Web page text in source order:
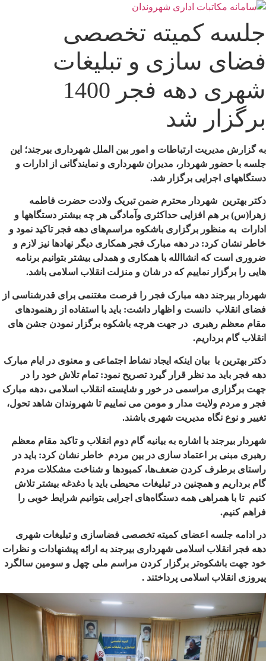
پرش
محتوا
جلسه کمیته تخصصی
فضای سازی و تبلیغات
شهری دهه فجر 1400
برگزار شد
به گزارش مدیریت ارتباطات و امور بین الملل شهرداری بیرجند؛ این
جلسه با حضور شهردار، مدیران شهرداری و نمایندگانی از ادارات و
دستگاههای اجرایی برگزار شد.
دکتر بهترین شهردار محترم ضمن تبریک ولادت حضرت فاطمه
زهرا(س) بر هم افزایی حداکثری وآمادگی هر چه بیشتر دستگاهها و
ادارات به منظور برگزاری باشکوه مراسم‌های دهه فجر تاکید نمود و
خاطر نشان کرد: در دهه مبارک فجر همکاری دیگر نهادها نیز لازم و
ضروری است که انشاالله با همکاری و همدلی بیشتر بتوانیم برنامه
هایی را برگزار نماییم که در شان و منزلت انقلاب اسلامی باشد.
شهردار بیرجند دهه مبارک فجر را فرصت مغتنمی برای قدرشناسی از
فضای انقلاب دانست و اظهار داشت: باید با استفاده از رهنمودهای
مقام معظم رهبری در جهت هرچه باشکوه برگزار نمودن جشن های
انقلاب گام برداریم.
دکتر بهترین با بیان اینکه ایجاد نشاط اجتماعی و معنوی در ایام مبارک
دهه فجر باید مد نظر قرار گیرد تصریح نمود: تمام تلاش خود را در
جهت برگزاری مراسمی در خور و شایسته انقلاب اسلامی ،دهه مبارک
فجر و مردم ولایت مدار و مومن می نماییم تا شهروندان شاهد تحول،
تغییر و نوع نگاه مدیریت شهری باشند.
شهردار بیرجند با اشاره به بیانیه گام دوم انقلاب و تاکید مقام معظم
رهبری مبنی بر اعتماد سازی در بین مردم خاطر نشان کرد: باید در
راستای برطرف کردن ضعف‌ها، کمبودها و شناخت مشکلات مردم
گام برداریم و همچنین در تبلیغات محیطی باید با دغدغه بیشتر تلاش
کنیم تا با همراهی همه دستگاه‌های اجرایی بتوانیم شرایط خوبی را
فراهم کنیم.
در ادامه جلسه اعضای کمیته تخصصی فضاسازی و تبلیغات شهری
دهه فجر انقلاب اسلامی شهرداری بیرجند به ارائه پیشنهادات و نظرات
خود جهت باشکوه‌تر برگزار کردن مراسم ملی چهل و سومین سالگرد
پیروزی انقلاب اسلامی پرداختند .